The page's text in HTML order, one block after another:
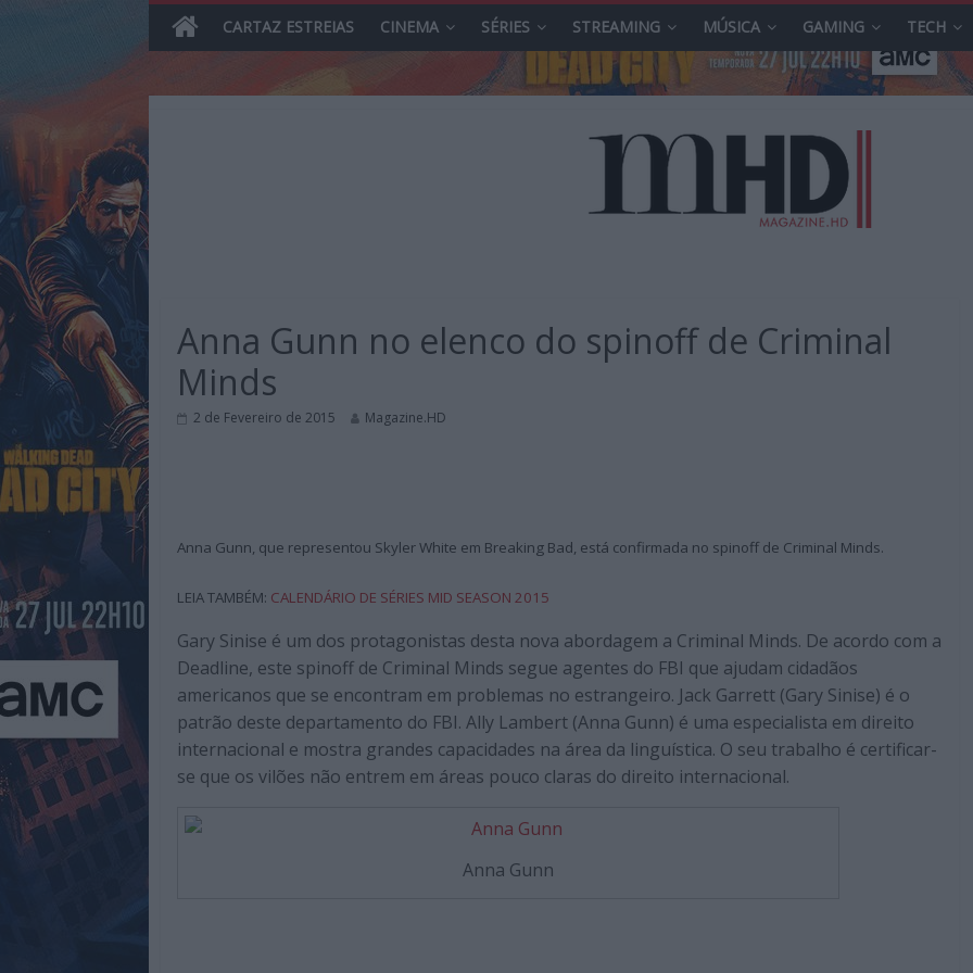
to
content
Reviews
Streamimg,
Tecnologia,
Música,
Livros
dum
modo
geral
CARTAZ ESTREIAS CINEMA SÉRIES STREAMING MÚSICA GAMING TECH
Anna Gunn no elenco do spinoff de Criminal
Minds
2 de Fevereiro de 2015 Magazine.HD
Anna Gunn, que representou Skyler White em Breaking Bad, está confirmada no spinoff de Criminal Minds.
LEIA TAMBÉM: CALENDÁRIO DE SÉRIES MID SEASON 2015
Gary Sinise é um dos protagonistas desta nova abordagem a Criminal Minds. De acordo com a
Deadline, este spinoff de Criminal Minds segue agentes do FBI que ajudam cidadãos
americanos que se encontram em problemas no estrangeiro. Jack Garrett (Gary Sinise) é o
patrão deste departamento do FBI. Ally Lambert (Anna Gunn) é uma especialista em direito
internacional e mostra grandes capacidades na área da linguística. O seu trabalho é certificar-
se que os vilões não entrem em áreas pouco claras do direito internacional.
Anna Gunn